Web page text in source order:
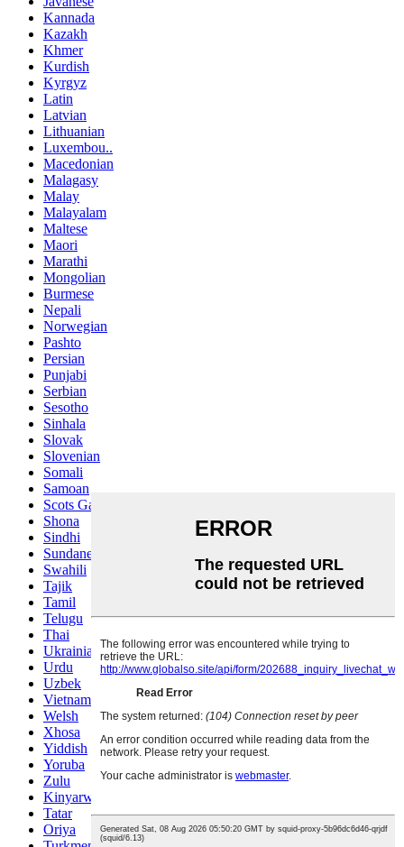
Kannada
Kazakh
Khmer
Kurdish
Kyrgyz
Latin
Latvian
Lithuanian
Luxembou..
Macedonian
Malagasy
Malay
Malayalam
Maltese
Maori
Marathi
Mongolian
Burmese
Nepali
Norwegian
Pashto
Persian
Punjabi
Serbian
Sesotho
Sinhala
Slovak
Slovenian
Somali
Samoan
Scots Gaelic
Shona
Sindhi
Sundanese
Swahili
Tajik
Tamil
Telugu
Thai
Ukrainian
Urdu
Uzbek
Vietnamese
Welsh
Xhosa
Yiddish
Yoruba
Zulu
Kinyarwanda
Tatar
Oriya